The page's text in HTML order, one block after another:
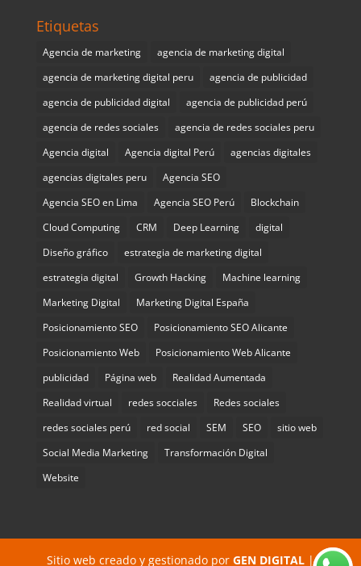
Etiquetas
Agencia de marketing
agencia de marketing digital
agencia de marketing digital peru
agencia de publicidad
agencia de publicidad digital
agencia de publicidad perú
agencia de redes sociales
agencia de redes sociales peru
Agencia digital
Agencia digital Perú
agencias digitales
agencias digitales peru
Agencia SEO
Agencia SEO en Lima
Agencia SEO Perú
Blockchain
Cloud Computing
CRM Deep Learning
digital
Diseño gráfico
estrategia de marketing digital
estrategia digital
Growth Hacking
Machine learning
Marketing Digital
Marketing Digital España
Posicionamiento SEO
Posicionamiento SEO Alicante
Posicionamiento Web
Posicionamiento Web Alicante
publicidad
Página web
Realidad Aumentada
Realidad virtual
redes socciales
Redes sociales
redes sociales perú
red social SEM SEO
sitio web
Social Media Marketing
Transformación Digital
Website
Sitio web creado y gestionado por GEN DIGITAL|